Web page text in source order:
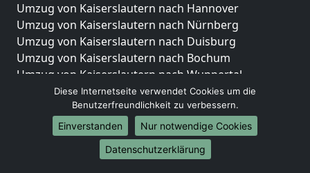
Umzug von Kaiserslautern nach Hannover
Umzug von Kaiserslautern nach Nürnberg
Umzug von Kaiserslautern nach Duisburg
Umzug von Kaiserslautern nach Bochum
Umzug von Kaiserslautern nach Wuppertal
Umzug von Kaiserslautern nach Bielefeld
Umzug von Kaiserslautern nach Bonn
Umzug von Kaiserslautern nach Münster
Internationale-Umzüge
Diese Internetseite verwendet Cookies um die
Benutzerfreundlichkeit zu verbessern.
Einverstanden
Nur notwendige Cookies
Datenschutzerklärung